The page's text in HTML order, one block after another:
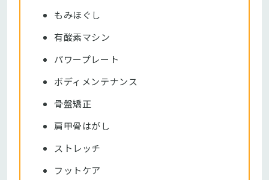
もみほぐし
有酸素マシン
パワープレート
ボディメンテナンス
骨盤矯正
肩甲骨はがし
ストレッチ
フットケア